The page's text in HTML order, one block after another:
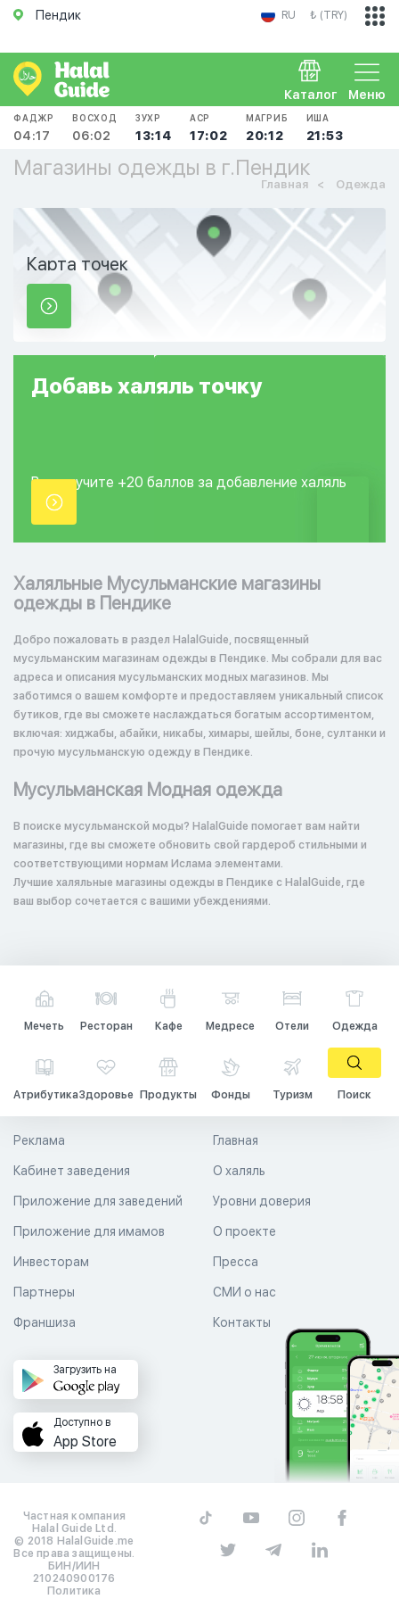
Пендик RU ₺ (TRY)
Меню
Каталог
ФАДЖР
04:17
ВОСХОД
06:02
ЗУХР
13:14
АСР
17:02
МАГРИБ
20:12
ИША
21:53
Магазины одежды в г.Пендик
Главная Одежда
Карта точек
Добавь халяль точку
Вы получите +20 баллов за добавление халяль
точки.
Халяльные Мусульманские магазины
одежды в Пендике
Добро пожаловать в раздел HalalGuide, посвященный
мусульманским магазинам одежды в Пендике. Мы собрали для вас
адреса и описания мусульманских модных магазинов. Мы
заботимся о вашем комфорте и предоставляем уникальный список
бутиков, где вы сможете наслаждаться богатым ассортиментом,
включая: хиджабы, абайки, никабы, химары, шейлы, боне, султанки и
прочую мусульманскую одежду в Пендике.
Мусульманская Модная одежда
В поиске мусульманской моды? HalalGuide помогает вам найти
магазины, где вы сможете обновить свой гардероб стильными и
соответствующими нормам Ислама элементами.
Лучшие халяльные магазины одежды в Пендике с HalalGuide, где
ваш выбор сочетается с вашими убеждениями.
Мечеть Ресторан Кафе Медресе Отели Одежда
АтрибутикаЗдоровье Продукты Фонды Туризм Поиск
Главная
О халяль
Уровни доверия
Реклама
Кабинет заведения
Приложение для заведений
Приложение для имамов О проекте
Пресса
СМИ о нас
Контакты
Инвесторам
Партнеры
Франшиза
Загрузить на
Доступно в
App Store
Частная компания
Halal Guide Ltd.
© 2018 HalalGuide.me
Все права защищены.
БИН/ИИН
210240900176
Политика